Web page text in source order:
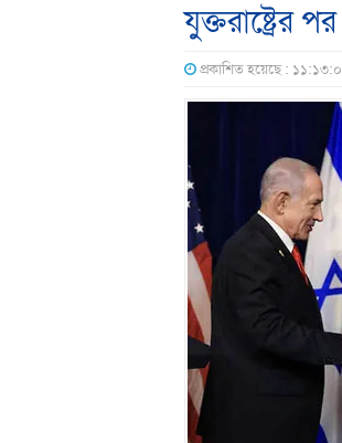
যুক্তরাষ্ট্রের
প্রকাশিত হয়েছে :